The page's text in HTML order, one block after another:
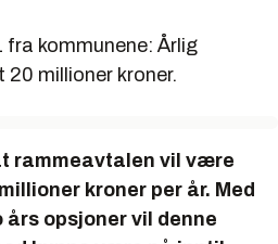
kommunene: Årlig
20 millioner kroner.
rammeavtalen vil være
kroner per år. Med
opsjoner vil denne